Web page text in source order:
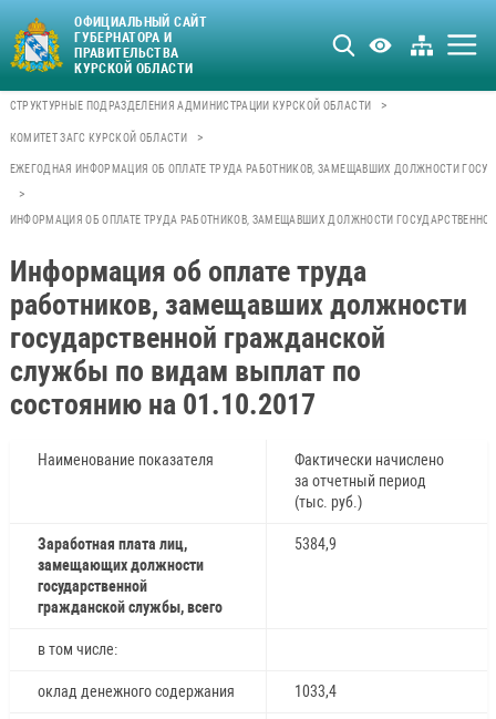
ОФИЦИАЛЬНЫЙ САЙТ
ГУБЕРНАТОРА И
ПРАВИТЕЛЬСТВА
КУРСКОЙ ОБЛАСТИ
СТРУКТУРНЫЕ ПОДРАЗДЕЛЕНИЯ АДМИНИСТРАЦИИ КУРСКОЙ ОБЛАСТИ >
КОМИТЕТ ЗАГС КУРСКОЙ ОБЛАСТИ >
ЕЖЕГОДНАЯ ИНФОРМАЦИЯ ОБ ОПЛАТЕ ТРУДА РАБОТНИКОВ, ЗАМЕЩАВШИХ ДОЛЖНОСТИ
>
ИНФОРМАЦИЯ ОБ ОПЛАТЕ ТРУДА РАБОТНИКОВ, ЗАМЕЩАВШИХ ДОЛЖНОСТИ
Информация об оплате труда
работников, замещавших должности
государственной гражданской
службы по видам выплат по
состоянию на 01.10.2017
Наименование показателя
Фактически начислено
за отчетный период
(тыс. руб.)
Заработная плата лиц,
замещающих должности
государственной
гражданской службы, всего
5384,9
в том числе:
оклад денежного содержания 1033,4